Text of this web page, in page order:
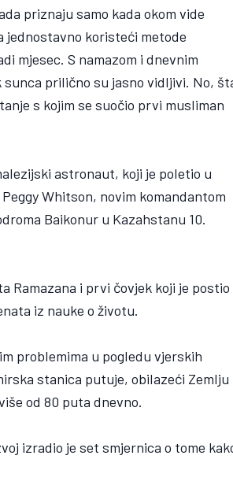
priznaju samo kada okom vide
jednostavno koristeći metode
mjesec. S namazom i dnevnim
prilično su jasno vidljivi. No,
s kojim se suočio prvi musliman
astronaut, koji je poletio u
Whitson, novim komandantom
Baikonur u Kazahstanu 10.
Ramazana i prvi čovjek koji je postio
iz nauke o životu.
problemima u pogledu vjerskih
stanica putuje, obilazeći Zemlju
od 80 puta dnevno.
izradio je set smjernica o tome